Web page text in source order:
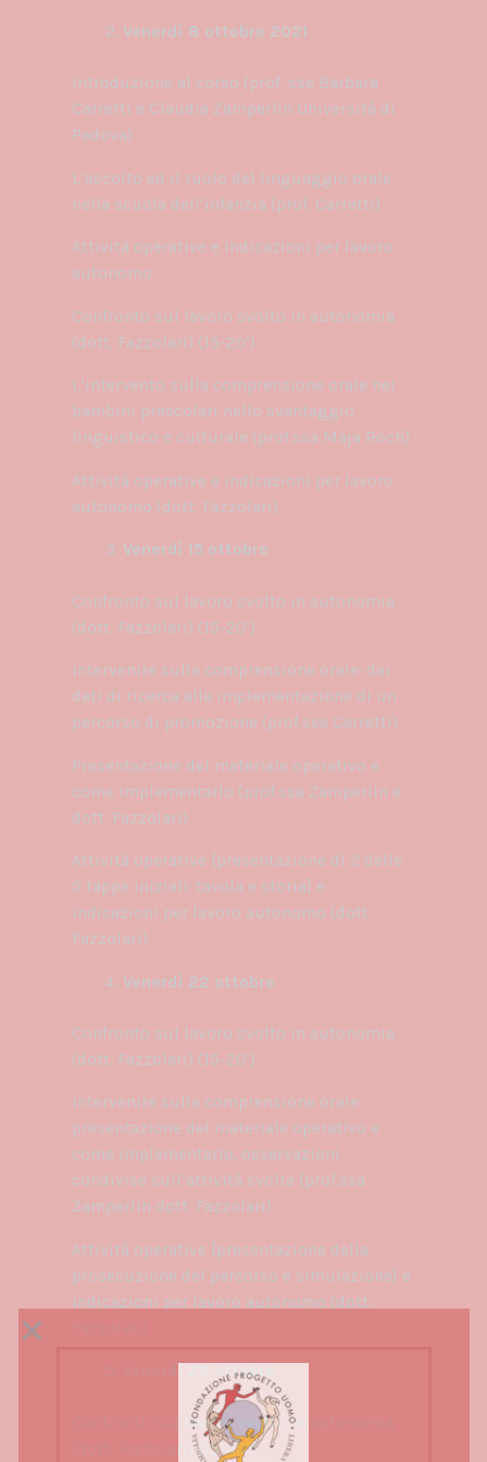
Venerdì 8 ottobre 2021
Introduzione al corso (prof. sse Barbara
Carretti e Claudia Zamperlin Università di
Padova)
L’ascolto ed il ruolo del linguaggio orale
nella scuola dell’infanzia (prof. Carretti)
Attività operative e indicazioni per lavoro
autonomo
Confronto sul lavoro svolto in autonomia
(dott. Fazzolari) (15-20’)
L’intervento sulla comprensione orale nei
bambini prescolari nello svantaggio
linguistico e culturale (prof.ssa Maja Roch)
Attività operative e indicazioni per lavoro
autonomo (dott. Fazzolari)
Venerdì 15 ottobre
Confronto sul lavoro svolto in autonomia
(dott. Fazzolari) (15-20’)
Intervenire sulla comprensione orale: dai
dati di ricerca alla implementazione di un
percorso di promozione (prof.ssa Carretti)
Presentazione del materiale operativo e
come implementarlo (prof.ssa Zamperlin e
dott. Fazzolari)
Attività operative [presentazione di 2 delle
5 tappe iniziali: tavola e storia] e
indicazioni per lavoro autonomo (dott.
Fazzolari)
Venerdì 22 ottobre
Confronto sul lavoro svolto in autonomia
(dott. Fazzolari) (15-20’)
Intervenire sulla comprensione orale:
presentazione del materiale operativo e
come implementarlo, osservazioni
condivise sull’attività svolta (prof.ssa
Zamperlin dott. Fazzolari)
Attività operative [presentazione della
prosecuzione del percorso e simulazione] e
indicazioni per lavoro autonomo (dott.
Venerdì 29 ottobre
Confronto sul lavoro svolto in autonomia
(dott. Fazzolari) (15-20’)